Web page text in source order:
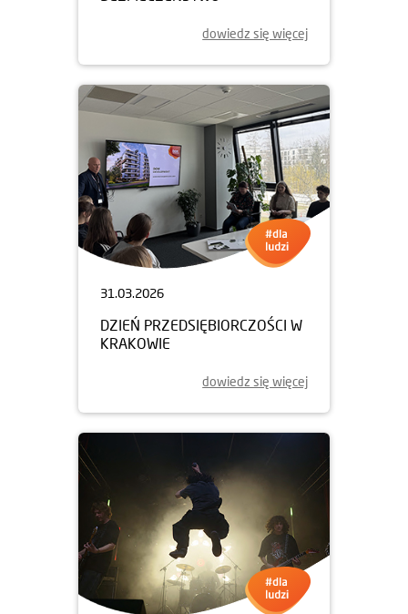
dowiedz się więcej
31.03.2026
DZIEŃ PRZEDSIĘBIORCZOŚCI W
KRAKOWIE
dowiedz się więcej